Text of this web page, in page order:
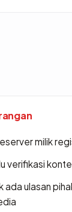
milik
verifikasi
ada ulasan